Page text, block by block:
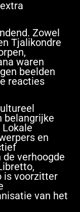
Zowel
Tjalikondre
waren
beelden
reacties
belangrijke
Lokale
en
verhoogde
is voorzitter
van het